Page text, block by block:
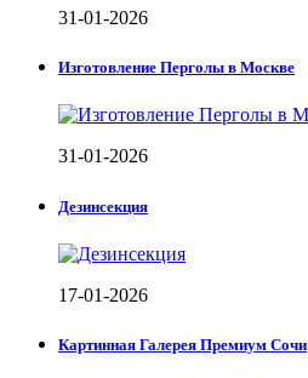
31-01-2026
Изготовление Перголы в Москве
31-01-2026
Дезинсекция
17-01-2026
Картинная Галерея Премиум Сочи